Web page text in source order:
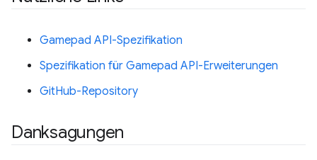
Gamepad API-Spezifikation
Spezifikation für Gamepad API-Erweiterungen
GitHub-Repository
Danksagungen